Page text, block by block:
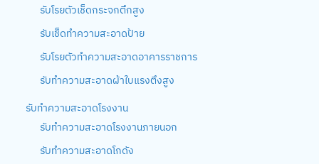
รับโรยตัวเช็ดกระจกตึกสูง
รับเช็ดทำความสะอาดป้าย
รับโรยตัวทำความสะอาดอาคารราชการ
รับทำความสะอาดผ้าใบแรงตึงสูง
รับทำความสะอาดโรงงาน
รับทำความสะอาดโรงงานภายนอก
รับทำความสะอาดโกดัง